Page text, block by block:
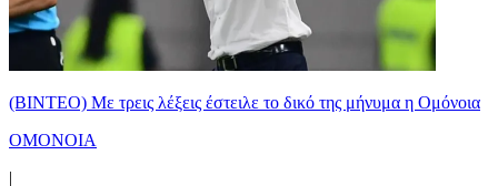
(ΒΙΝΤΕΟ) Με τρεις λέξεις έστειλε το δικό της μήνυμα η Ομόνοια
ΟΜΟΝΟΙΑ
|